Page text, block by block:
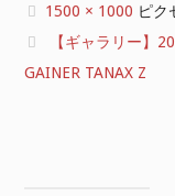
フ
ル
サ
1500 × 1000 ピク
【ギャラリー】
GAINER TANAX Z